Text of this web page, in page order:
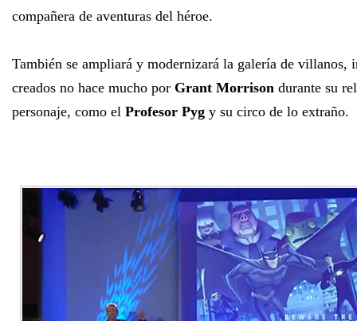
compañera de aventuras del héroe.
También se ampliará y modernizará la galería de villanos,
creados no hace mucho por Grant Morrison durante su
personaje, como el Profesor Pyg y su circo de lo extraño.